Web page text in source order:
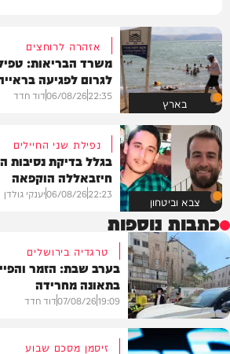
בארץ
אזהרה לרוחצים
משרד הבריאות:
לגרום לפגיעה
22:35
06/08/26דוד חדד
צבא וביטחון
נפילת שני החיילים
בגלל בדיקת נסיבות
חיזבאללה הוקפאה
22:23
06/08/26יענקי גולדן
כתבות נוספות
טרגדיה בירושלים
בערב שבת: הזמר
בתאונה מחרידה
19:09
07/08/26דוד חדד
זיסמן מסכם שבוע